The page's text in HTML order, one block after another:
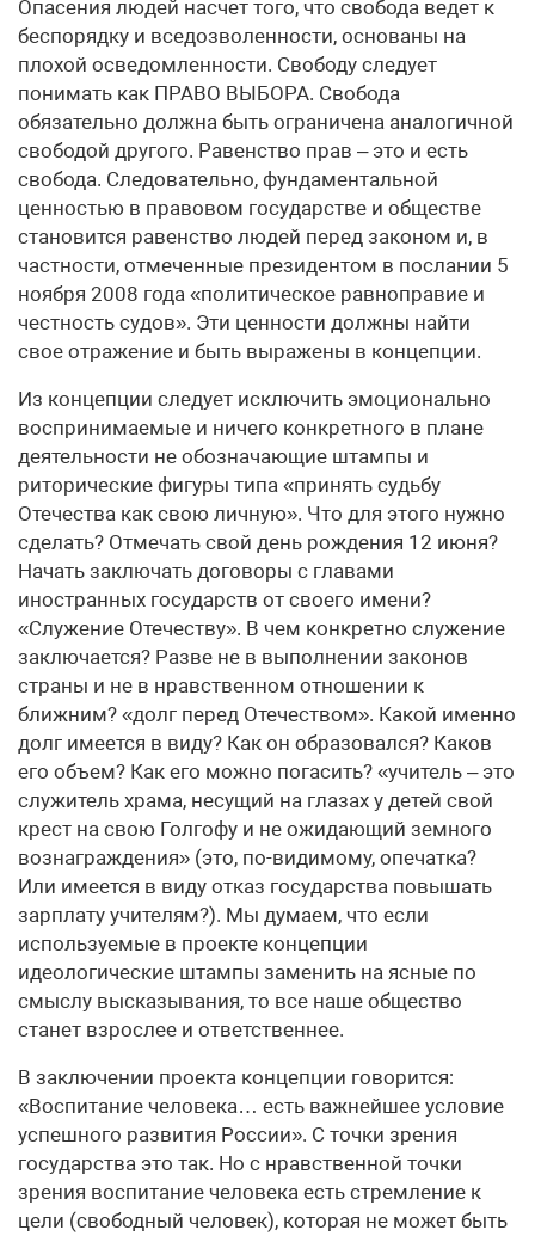
Опасения людей насчет того, что свобода ведет к
беспорядку и вседозволенности, основаны на
плохой осведомленности. Свободу следует
понимать как ПРАВО ВЫБОРА. Свобода
обязательно должна быть ограничена аналогичной
свободой другого. Равенство прав – это и есть
свобода. Следовательно, фундаментальной
ценностью в правовом государстве и обществе
становится равенство людей перед законом и, в
частности, отмеченные президентом в послании 5
ноября 2008 года «политическое равноправие и
честность судов». Эти ценности должны найти
свое отражение и быть выражены в концепции.
Из концепции следует исключить эмоционально
воспринимаемые и ничего конкретного в плане
деятельности не обозначающие штампы и
риторические фигуры типа «принять судьбу
Отечества как свою личную». Что для этого нужно
сделать? Отмечать свой день рождения 12 июня?
Начать заключать договоры с главами
иностранных государств от своего имени?
«Служение Отечеству». В чем конкретно служение
заключается? Разве не в выполнении законов
страны и не в нравственном отношении к
ближним? «долг перед Отечеством». Какой именно
долг имеется в виду? Как он образовался? Каков
его объем? Как его можно погасить? «учитель – это
служитель храма, несущий на глазах у детей свой
крест на свою Голгофу и не ожидающий земного
вознаграждения» (это, по-видимому, опечатка?
Или имеется в виду отказ государства повышать
зарплату учителям?). Мы думаем, что если
используемые в проекте концепции
идеологические штампы заменить на ясные по
смыслу высказывания, то все наше общество
станет взрослее и ответственнее.
В заключении проекта концепции говорится:
«Воспитание человека… есть важнейшее условие
успешного развития России». С точки зрения
государства это так. Но с нравственной точки
зрения воспитание человека есть стремление к
цели (свободный человек), которая не может быть